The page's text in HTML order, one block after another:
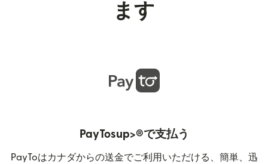
ます
PayTosup>®で支払う
PayToはカナダからの送金でご利用いただける、簡単、迅